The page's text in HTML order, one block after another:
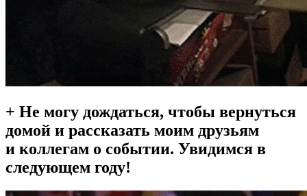
+ Не могу дождаться, чтобы вернуться
домой и рассказать моим друзьям
и коллегам о событии. Увидимся в
следующем году!